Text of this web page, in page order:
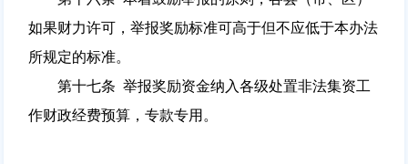
如果财力许可，举报奖励标准可高于但不应低于本办法
所规定的标准。
第十七条 举报奖励资金纳入各级处置非法集资工
作财政经费预算，专款专用。